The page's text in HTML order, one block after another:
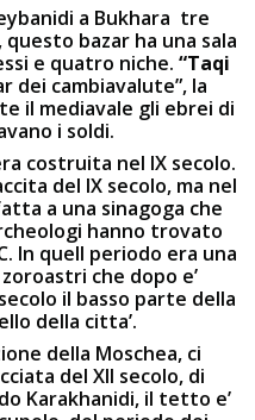
a Bukhara tre
bazar ha una sala
e quatro niche. “Taqi
dei cambiavalute”, la
il mediavale gli ebrei di
i soldi.
costruita nel IX secolo.
del IX secolo, ma nel
a una sinagoga che
hanno trovato
In quell periodo era una
che dopo e’
il basso parte della
della citta’.
della Moschea, ci
del XII secolo, di
Karakhanidi, il tetto e’